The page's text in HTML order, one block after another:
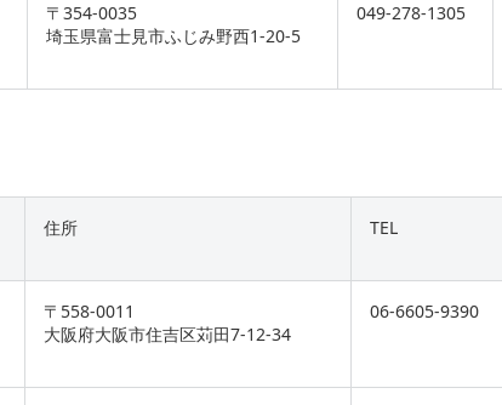
〒354-0035
埼玉県富士見市ふじみ野西1-20-5
049-278-1305
住所 TEL
〒558-0011
大阪府大阪市住吉区苅田7-12-34
06-6605-9390